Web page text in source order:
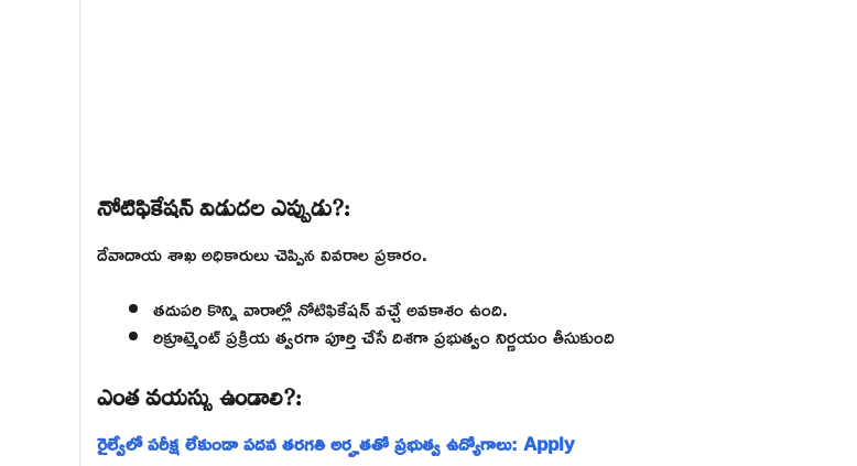
నోటిఫికేషన్ విడుదల ఎప్పుడు?:
దేవాదాయ శాఖ అధికారులు చెప్పిన వివరాల ప్రకారం.
తదుపరి కొన్ని వారాల్లో నోటిఫికేషన్ వచ్చే అవకాశం ఉంది.
రిక్రూట్మెంట్ ప్రక్రియ త్వరగా పూర్తి చేసే దిశగా ప్రభుత్వం నిర్ణయం తీసుకుంది
ఎంత వయస్సు ఉండాలి?:
రైల్వేలో పరీక్ష లేకుండా పదవ తరగతి అర్హతతో ప్రభుత్వ ఉద్యోగాలు: Apply